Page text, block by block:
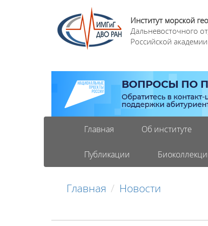
Институт морской
Дальневосточного
Российской
Главная Об институте
Публикации
Главная Новости